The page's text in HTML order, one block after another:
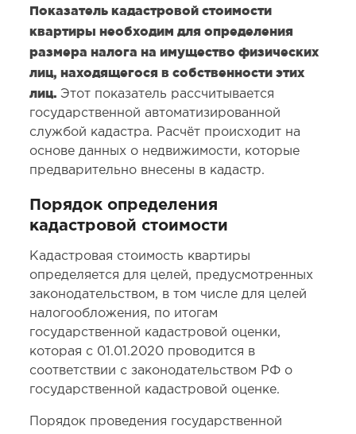
Показатель кадастровой стоимости
квартиры необходим для определения
размера налога на имущество физических
лиц, находящегося в собственности этих
лиц. Этот показатель рассчитывается
государственной автоматизированной
службой кадастра. Расчёт происходит на
основе данных о недвижимости, которые
предварительно внесены в кадастр.
Порядок определения
кадастровой стоимости
Кадастровая стоимость квартиры
определяется для целей, предусмотренных
законодательством, в том числе для целей
налогообложения, по итогам
государственной кадастровой оценки,
которая с 01.01.2020 проводится в
соответствии с законодательством РФ о
государственной кадастровой оценке.
Порядок проведения государственной